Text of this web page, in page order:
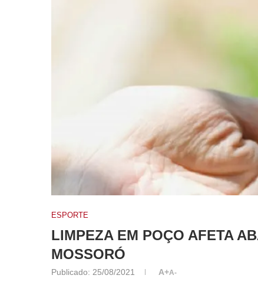
ESPORTE
LIMPEZA EM POÇO AFETA
MOSSORÓ
Publicado: 25/08/2021 A+A-